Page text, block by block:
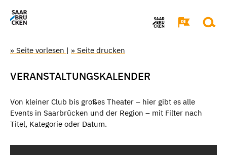
» Seite vorlesen | » Seite drucken
VERANSTALTUNGSKALENDER
Von kleiner Club bis großes Theater – hier gibt es alle
Events in Saarbrücken und der Region – mit Filter nach
Titel, Kategorie oder Datum.